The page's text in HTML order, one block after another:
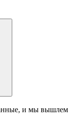
и мы вышлем